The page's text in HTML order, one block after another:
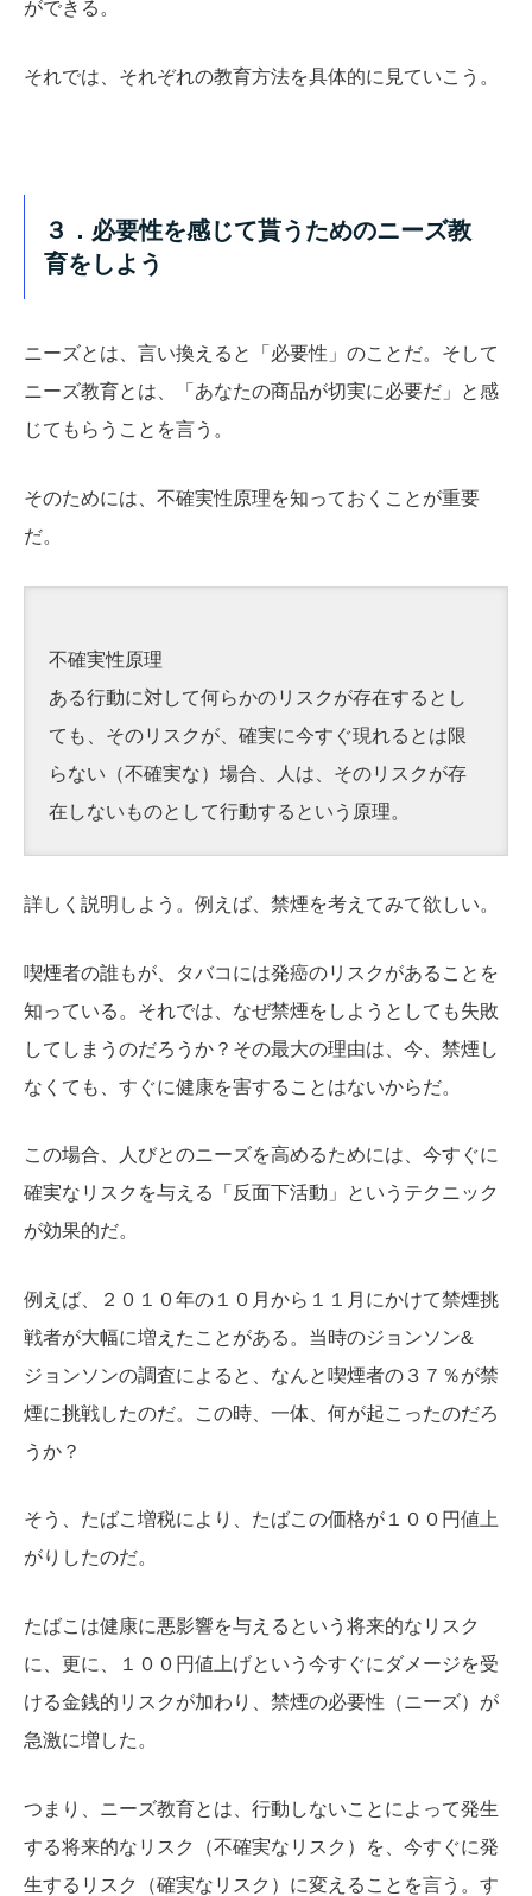
ができる。
それでは、それぞれの教育方法を具体的に見ていこう。
３．必要性を感じて貰うためのニーズ教
育をしよう
ニーズとは、言い換えると「必要性」のことだ。そして
ニーズ教育とは、「あなたの商品が切実に必要だ」と感
じてもらうことを言う。
そのためには、不確実性原理を知っておくことが重要
だ。
不確実性原理
ある行動に対して何らかのリスクが存在するとし
ても、そのリスクが、確実に今すぐ現れるとは限
らない（不確実な）場合、人は、そのリスクが存
在しないものとして行動するという原理。
詳しく説明しよう。例えば、禁煙を考えてみて欲しい。
喫煙者の誰もが、タバコには発癌のリスクがあることを
知っている。それでは、なぜ禁煙をしようとしても失敗
してしまうのだろうか？その最大の理由は、今、禁煙し
なくても、すぐに健康を害することはないからだ。
この場合、人びとのニーズを高めるためには、今すぐに
確実なリスクを与える「反面下活動」というテクニック
が効果的だ。
例えば、２０１０年の１０月から１１月にかけて禁煙挑
戦者が大幅に増えたことがある。当時のジョンソン&
ジョンソンの調査によると、なんと喫煙者の３７％が禁
煙に挑戦したのだ。この時、一体、何が起こったのだろ
うか？
そう、たばこ増税により、たばこの価格が１００円値上
がりしたのだ。
たばこは健康に悪影響を与えるという将来的なリスク
に、更に、１００円値上げという今すぐにダメージを受
ける金銭的リスクが加わり、禁煙の必要性（ニーズ）が
急激に増した。
つまり、ニーズ教育とは、行動しないことによって発生
する将来的なリスク（不確実なリスク）を、今すぐに発
生するリスク（確実なリスク）に変えることを言う。す